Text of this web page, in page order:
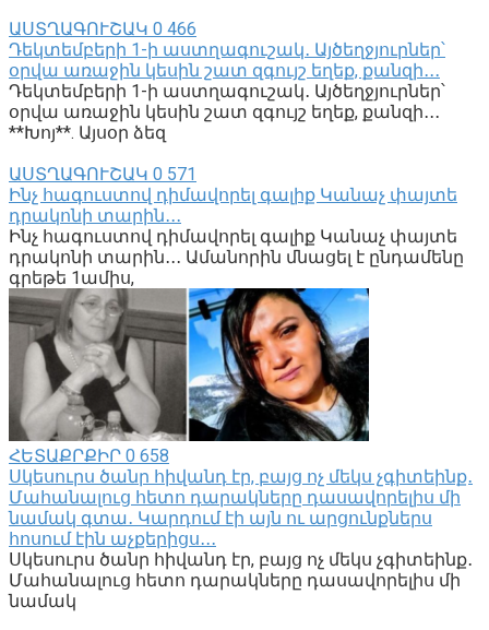
ԱՍՏՂԱԳՈՒՇԱԿ 0 466
Դեկտեմբերի 1-ի աստղագուշակ․ Այծեղջյուրներ՝
օրվա առաջին կեսին շատ զգույշ եղեք, քանզի․․․
Դեկտեմբերի 1-ի աստղագուշակ․ Այծեղջյուրներ՝
օրվա առաջին կեսին շատ զգույշ եղեք, քանզի․․․
**Խոյ**. Այսօր ձեզ
ԱՍՏՂԱԳՈՒՇԱԿ 0 571
Ինչ հագուստով դիմավորել գալիք Կանաչ փայտե
դրակոնի տարին․․․
Ինչ հագուստով դիմավորել գալիք Կանաչ փայտե
դրակոնի տարին․․․ Ամանորին մնացել է ընդամենը
գրեթե 1ամիս,
ՀԵՏԱՔՐՔԻՐ 0 658
Սկեսուրս ծանր հիվանդ էր, բայց ոչ մեկս չգիտեինք․
Մահանալուց հետո դարակները դասավորելիս մի
նամակ գտա․ Կարդում էի այն ու արցունքներս
հոսում էին աչքերիցս․․․
Սկեսուրս ծանր հիվանդ էր, բայց ոչ մեկս չգիտեինք․
Մահանալուց հետո դարակները դասավորելիս մի
նամակ